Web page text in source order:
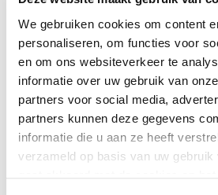
We gebruiken cookies om content
personaliseren, om functies voor
en om ons websiteverkeer te
informatie over uw gebruik van
partners voor social media,
partners kunnen deze gegevens
informatie die u aan ze heeft
verzameld op basis van uw
In afwachting van straf: de
Enkhuizen
Een puntgevel met zadeldak van rode